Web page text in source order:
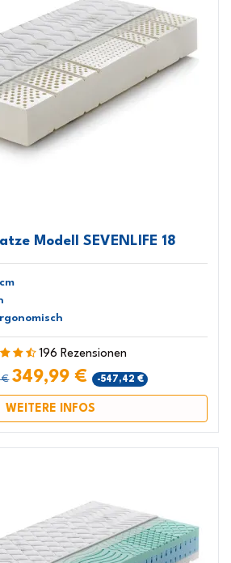
Modell SEVENLIFE 18
196 Rezensionen
€ 349,99 € -547,42 €
WEITERE INFOS